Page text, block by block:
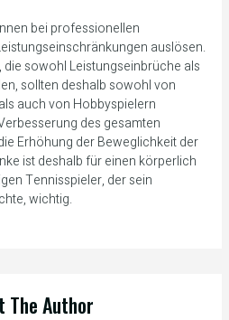
bei professionellen
auslösen.
sowohl Leistungseinbrüche als
sollten deshalb sowohl von
auch von Hobbyspielern
des gesamten
Erhöhung der Beweglichkeit der
ist deshalb für einen körperlich
Tennisspieler, der sein
wichtig.
The Author